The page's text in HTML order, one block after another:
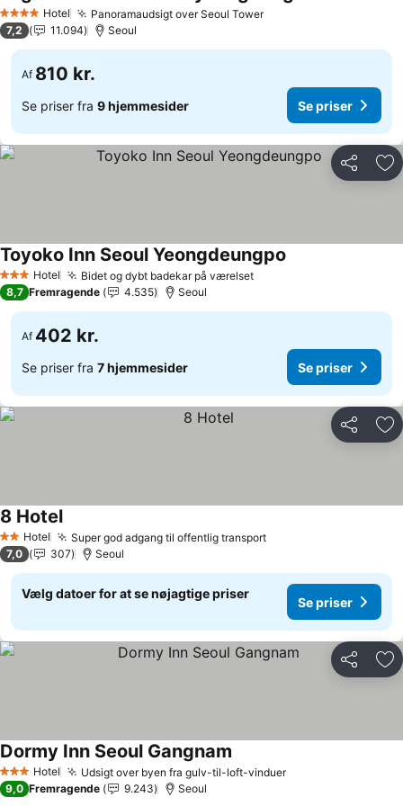
4 StjernerHotel Panoramaudsigt over Seoul TowerSe priser
7,2 11.094 Seoul
Af 810 kr.
Se priser fra 9 hjemmesider Se priser
Del
3 StjernerHotel Bidet og dybt badekar på værelsetSe priser
Toyoko Inn Seoul Yeongdeungpo
8,7 Fremragende 4.535 Seoul
Af 402 kr.
Se priser fra 7 hjemmesider Se priser
Del
2 Stjerner
Hotel Super god adgang til offentlig transportSe priser
8 HotelSe priser
7,0 307 Seoul
Vælg datoer for at se nøjagtige priser
Se priser
Del
3 StjernerHotel Udsigt over byen fra gulv-til-loft-vinduerSe priser
Dormy Inn Seoul Gangnam
9,0 Fremragende 9.243 Seoul